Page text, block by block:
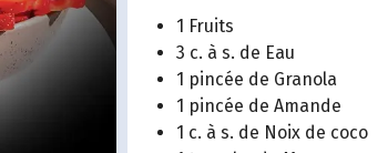
1 Fruits
3 c. à s. de Eau
1 pincée de Granola
1 pincée de Amande
1 c. à s. de Noix de coco